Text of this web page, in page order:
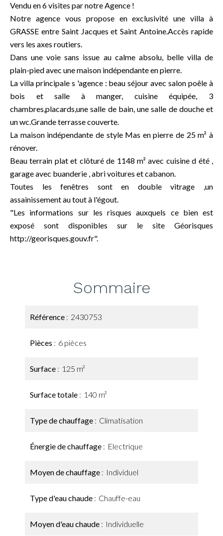
Vendu en 6 visites par notre Agence !
Notre agence vous propose en exclusivité une villa à
GRASSE entre Saint Jacques et Saint Antoine.Accès rapide
vers les axes routiers.
Dans une voie sans issue au calme absolu, belle villa de
plain-pied avec une maison indépendante en pierre.
La villa principale s 'agence : beau séjour avec salon poêle à
bois et salle à manger, cuisine équipée, 3
chambres,placards,une salle de bain, une salle de douche et
un wc.Grande terrasse couverte.
La maison indépendante de style Mas en pierre de 25 m² à
rénover.
Beau terrain plat et clôturé de 1148 m² avec cuisine d été ,
garage avec buanderie , abri voitures et cabanon.
Toutes les fenêtres sont en double vitrage ,un
assainissement au tout à l'égout.
"Les informations sur les risques auxquels ce bien est
exposé sont disponibles sur le site Géorisques
http://georisques.gouv.fr".
Sommaire
Référence 2430753
Pièces 6 pièces
Surface 125 m²
Surface totale 140 m²
Type de chauffage Climatisation
Énergie de chauffage Electrique
Moyen de chauffage Individuel
Type d'eau chaude Chauffe-eau
Moyen d'eau chaude Individuelle